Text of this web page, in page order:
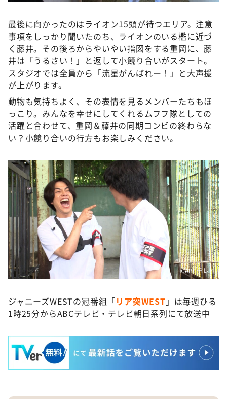
最後に向かったのはライオン15頭が待つエリア。注意
事項をしっかり聞いたのち、ライオンのいる檻に近づ
く藤井。その後ろからやいやい指図をする重岡に、藤
井は「うるさい！」と返して小競り合いがスタート。
スタジオでは全員から「流星がんばれー！」と大声援
が上がります。
動物も気持ちよく、その表情を見るメンバーたちもほ
っこり。みんなを幸せにしてくれるムフフ隊としての
活躍と合わせて、重岡＆藤井の同期コンビの終わらな
い？小競り合いの行方もお楽しみください。
©️ABCテレビ
ジャニーズWESTの冠番組「リア突WEST 」は毎週ひる
1時25分からABCテレビ・テレビ朝日系列にて放送中